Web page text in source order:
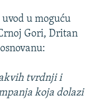
u moguću
Gori, Dritan
tvrdnji i
koja dolazi